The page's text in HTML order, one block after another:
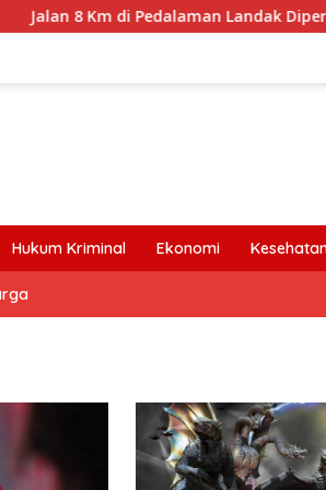
8 Km di Pedalaman Landak Diperbaiki,
Hukum Kriminal Ekonomi